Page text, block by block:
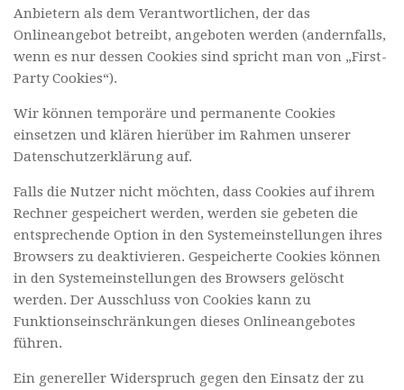
Anbietern als dem Verantwortlichen, der das
Onlineangebot betreibt, angeboten werden (andernfalls,
wenn es nur dessen Cookies sind spricht man von „First-
Party Cookies“).
Wir können temporäre und permanente Cookies
einsetzen und klären hierüber im Rahmen unserer
Datenschutzerklärung auf.
Falls die Nutzer nicht möchten, dass Cookies auf ihrem
Rechner gespeichert werden, werden sie gebeten die
entsprechende Option in den Systemeinstellungen ihres
Browsers zu deaktivieren. Gespeicherte Cookies können
in den Systemeinstellungen des Browsers gelöscht
werden. Der Ausschluss von Cookies kann zu
Funktionseinschränkungen dieses Onlineangebotes
führen.
Ein genereller Widerspruch gegen den Einsatz der zu